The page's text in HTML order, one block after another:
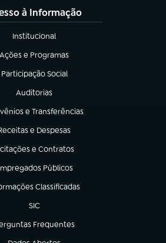
à Informação
Institucional
(abre em nova aba)
Ações e Programas
(abre em nova aba)
Participação Social
(abre em nova aba)
Auditorias
(abre em nova aba)
e Transferências
em nova aba)
e Despesas
em nova aba)
e Contratos
em nova aba)
Públicos
em nova aba)
Classificadas
em nova aba)
SIC
(abre em nova aba)
Frequentes
em nova aba)